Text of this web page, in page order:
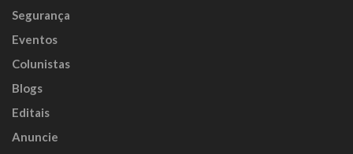
Segurança
Eventos
Colunistas
Blogs
Editais
Anuncie